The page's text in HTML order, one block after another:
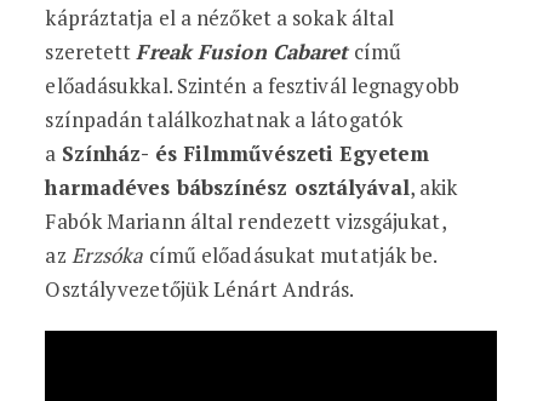
kápráztatja el a nézőket a sokak által
szeretettFreak Fusion Cabaretcímű
előadásukkal. Szintén a fesztivál legnagyobb
színpadán találkozhatnak a látogatók
a Színház- és Filmművészeti Egyetem
harmadéves bábszínész osztályával, akik
Fabók Mariann által rendezett vizsgájukat,
az Erzsóka című előadásukat mutatják be.
Osztályvezetőjük Lénárt András.